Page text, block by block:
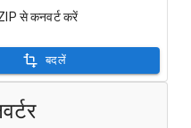
से कनवर्ट करें
बदलें